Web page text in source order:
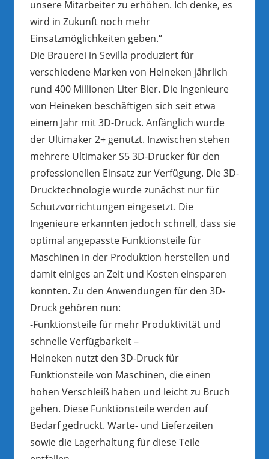
unsere Mitarbeiter zu erhöhen. Ich denke, es
wird in Zukunft noch mehr
Einsatzmöglichkeiten geben.“
Die Brauerei in Sevilla produziert für
verschiedene Marken von Heineken jährlich
rund 400 Millionen Liter Bier. Die Ingenieure
von Heineken beschäftigen sich seit etwa
einem Jahr mit 3D-Druck. Anfänglich wurde
der Ultimaker 2+ genutzt. Inzwischen stehen
mehrere Ultimaker S5 3D-Drucker für den
professionellen Einsatz zur Verfügung. Die 3D-
Drucktechnologie wurde zunächst nur für
Schutzvorrichtungen eingesetzt. Die
Ingenieure erkannten jedoch schnell, dass sie
optimal angepasste Funktionsteile für
Maschinen in der Produktion herstellen und
damit einiges an Zeit und Kosten einsparen
konnten. Zu den Anwendungen für den 3D-
Druck gehören nun:
-Funktionsteile für mehr Produktivität und
schnelle Verfügbarkeit –
Heineken nutzt den 3D-Druck für
Funktionsteile von Maschinen, die einen
hohen Verschleiß haben und leicht zu Bruch
gehen. Diese Funktionsteile werden auf
Bedarf gedruckt. Warte- und Lieferzeiten
sowie die Lagerhaltung für diese Teile